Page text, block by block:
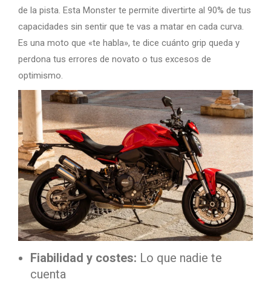
de la pista. Esta Monster te permite divertirte al 90% de tus
capacidades sin sentir que te vas a matar en cada curva.
Es una moto que «te habla», te dice cuánto grip queda y
perdona tus errores de novato o tus excesos de
optimismo.
Fiabilidad y costes: Lo que nadie te
cuenta